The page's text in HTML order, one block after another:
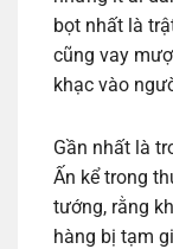
bọt nhất là
cũng vay
khạc vào
Gần nhất là
Ấn kể trong
tướng, rằng
hàng bị tạm